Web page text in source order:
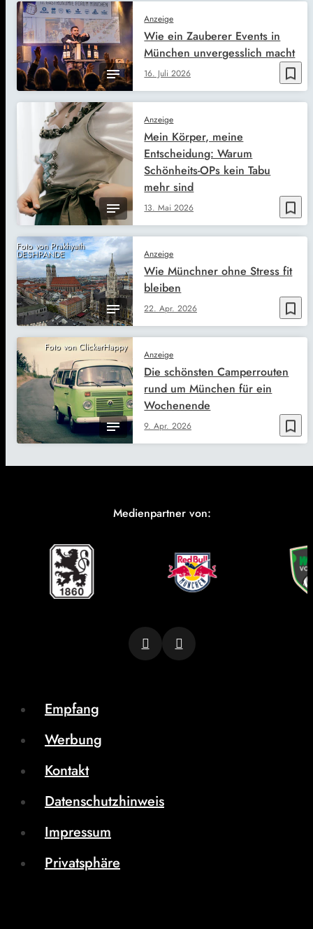
bookmark_border
Anzeige
16. Juli 2026
Wie ein Zauberer Events in
München unvergesslich macht
bookmark_border
Anzeige
13. Mai 2026
Mein Körper, meine
Entscheidung: Warum
Schönheits-OPs kein Tabu
mehr sind
Foto von Prakhyath
DESHPANDE
bookmark_border
Anzeige
22. Apr. 2026
Wie Münchner ohne Stress fit
bleiben
Foto von ClickerHappy
bookmark_border
Anzeige
9. Apr. 2026
Die schönsten Camperrouten
rund um München für ein
Wochenende
Medienpartner von:
Empfang
Werbung
Kontakt
Datenschutzhinweis
Impressum
Privatsphäre